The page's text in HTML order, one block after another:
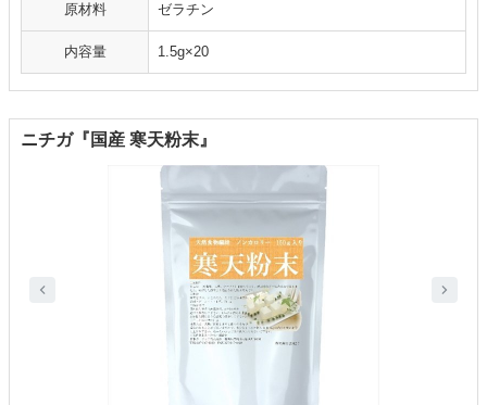
原材料 ゼラチン
内容量 1.5g×20
ニチガ『国産 寒天粉末』